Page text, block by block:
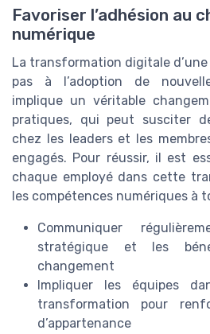
Favoriser l’adhésion au
numérique
La transformation digitale
pas à l’adoption de
implique un véritable
pratiques, qui peut susciter
chez les leaders et les
engagés. Pour réussir, il est
chaque employé dans cette
les compétences numériques à
Communiquer
stratégique et les
changement
Impliquer les équipes
transformation pour
d’appartenance